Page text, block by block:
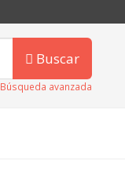
Buscar
Búsqueda avanzada